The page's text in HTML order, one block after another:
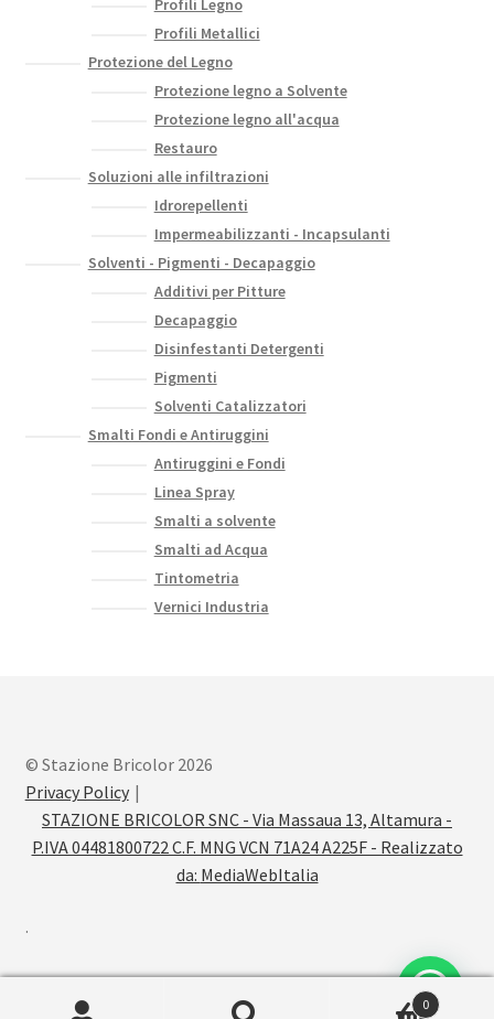
Profili Legno
Profili Metallici
Protezione del Legno
Protezione legno a Solvente
Protezione legno all'acqua
Restauro
Soluzioni alle infiltrazioni
Idrorepellenti
Impermeabilizzanti - Incapsulanti
Solventi - Pigmenti - Decapaggio
Additivi per Pitture
Decapaggio
Disinfestanti Detergenti
Pigmenti
Solventi Catalizzatori
Smalti Fondi e Antiruggini
Antiruggini e Fondi
Linea Spray
Smalti a solvente
Smalti ad Acqua
Tintometria
Vernici Industria
© Stazione Bricolor 2026
Privacy Policy
STAZIONE BRICOLOR SNC - Via Massaua 13, Altamura -
P.IVA 04481800722 C.F. MNG VCN 71A24 A225F - Realizzato
da: MediaWebItalia
.
0